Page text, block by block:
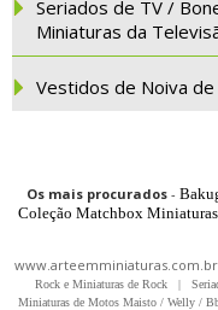
Seriados de TV /
Miniaturas da
Vestidos de Noiva de
Os mais procurados-
Coleção Matchbox Miniaturas
Rock e Miniaturas de Rock
|
Miniaturas de Motos Maisto / Welly /